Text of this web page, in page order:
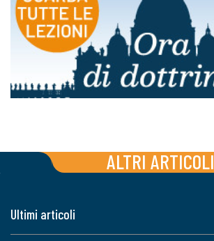
ALTRI ARTICOLI
Ultimi articoli